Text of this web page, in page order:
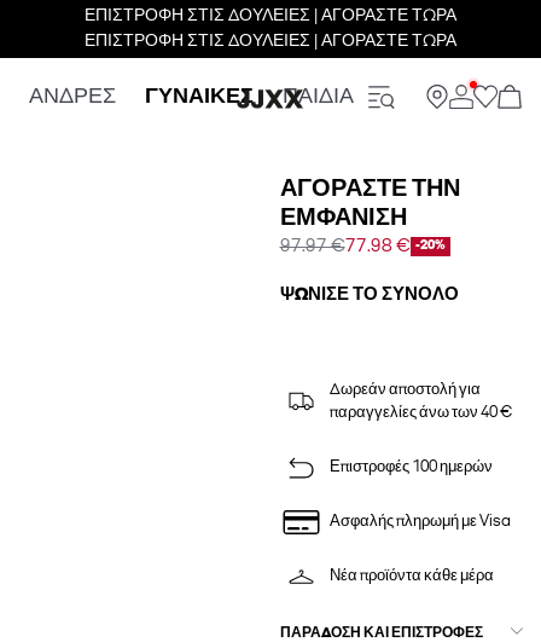
ΕΠΙΣΤΡΟΦΗ ΣΤΙΣ ΔΟΥΛΕΙΕΣ | ΑΓΟΡΑΣΤΕ ΤΩΡΑ
ΕΠΙΣΤΡΟΦΗ ΣΤΙΣ ΔΟΥΛΕΙΕΣ | ΑΓΟΡΑΣΤΕ ΤΩΡΑ
ΑΝΔΡΕΣ ΓΥΝΑΙΚΕΣ ΠΑΙΔΙΑ
ΑΓΟΡΆΣΤΕ ΤΗΝ
ΕΜΦΆΝΙΣΗ
97.97 €77.98 € -20%
ΨΏΝΙΣΕ ΤΟ ΣΎΝΟΛΟ
Δωρεάν αποστολή για
παραγγελίες άνω των 40 €
Επιστροφές 100 ημερών
Ασφαλής πληρωμή με Visa
Νέα προϊόντα κάθε μέρα
ΠΑΡΑΔΟΣΗ ΚΑΙ ΕΠΙΣΤΡΟΦΕΣ